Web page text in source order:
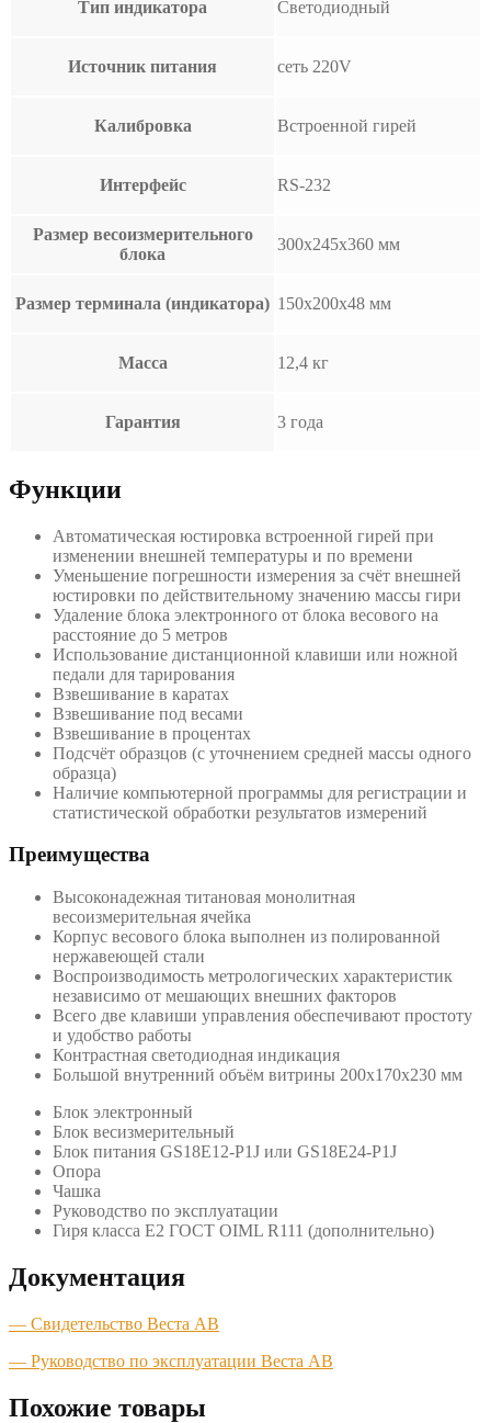
Тип индикатора Светодиодный
Источник питания сеть 220V
Калибровка Встроенной гирей
Интерфейс RS-232
Размер весоизмерительного
блока
300х245х360 мм
Размер терминала (индикатора) 150х200х48 мм
Масса 12,4 кг
Гарантия 3 года
Функции
Автоматическая юстировка встроенной гирей при
изменении внешней температуры и по времени
Уменьшение погрешности измерения за счёт внешней
юстировки по действительному значению массы гири
Удаление блока электронного от блока весового на
расстояние до 5 метров
Использование дистанционной клавиши или ножной
педали для тарирования
Взвешивание в каратах
Взвешивание под весами
Взвешивание в процентах
Подсчёт образцов (с уточнением средней массы одного
образца)
Наличие компьютерной программы для регистрации и
статистической обработки результатов измерений
Преимущества
Высоконадежная титановая монолитная
весоизмерительная ячейка
Корпус весового блока выполнен из полированной
нержавеющей стали
Воспроизводимость метрологических характеристик
независимо от мешающих внешних факторов
Всего две клавиши управления обеспечивают простоту
и удобство работы
Контрастная светодиодная индикация
Большой внутренний объём витрины 200х170х230 мм
Блок электронный
Блок весизмерительный
Блок питания GS18E12-P1J или GS18E24-P1J
Опора
Чашка
Руководство по эксплуатации
Гиря класса Е2 ГОСТ OIML R111 (дополнительно)
Документация
— Свидетельство Веста АВ
— Руководство по эксплуатации Веста АВ
Похожие товары